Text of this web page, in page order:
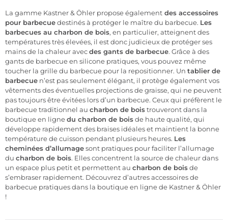
La gamme Kastner & Öhler propose également des accessoires
pour barbecuedestinés à protéger le maître du barbecue. Les
barbecues au charbon de bois, en particulier, atteignent des
températures très élevées, il est donc judicieux de protéger ses
mains de la chaleur avecdes gants de barbecue. Grâce à des
gants de barbecue en silicone pratiques, vous pouvez même
toucher la grille du barbecue pour la repositionner. Un tablier de
barbecue n’est pas seulement élégant, il protège également vos
vêtements des éventuelles projections de graisse, qui ne peuvent
pas toujours être évitées lors d’un barbecue. Ceux qui préfèrent le
barbecue traditionnel au charbon de boistrouveront dans la
boutique en lignedu charbon de boisde haute qualité, qui
développe rapidement des braises idéales et maintient la bonne
température de cuisson pendant plusieurs heures. Les
cheminées d’allumagesont pratiques pour faciliter l’allumage
du charbon de bois. Elles concentrent la source de chaleur dans
un espace plus petit et permettent au charbon de boisde
s’embraser rapidement. Découvrez d’autres accessoires de
barbecue pratiques dans la boutique en ligne de Kastner & Öhler
!